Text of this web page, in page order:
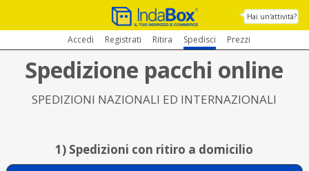
Hai un'attività?
Accedi Registrati Ritira Spedisci Prezzi
Spedizione pacchi online
SPEDIZIONI NAZIONALI ED INTERNAZIONALI
1) Spedizioni con ritiro a domicilio